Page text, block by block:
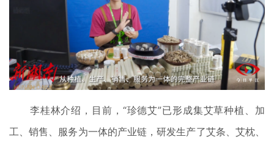
李桂林介绍，目前，“珍德艾”已形成集艾草种植、加
工、销售、服务为一体的产业链，研发生产了艾条、艾枕、